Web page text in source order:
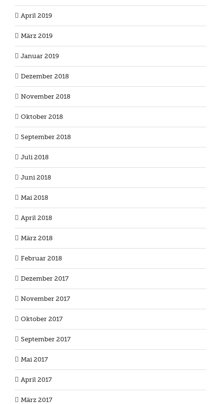
April 2019
März 2019
Januar 2019
Dezember 2018
November 2018
Oktober 2018
September 2018
Juli 2018
Juni 2018
Mai 2018
April 2018
März 2018
Februar 2018
Dezember 2017
November 2017
Oktober 2017
September 2017
Mai 2017
April 2017
März 2017